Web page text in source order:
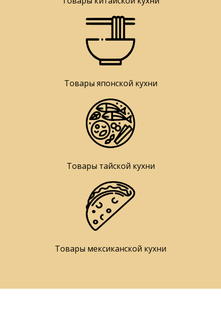
Товары японской кухни
Товары тайской кухни
Товары мексиканской кухни